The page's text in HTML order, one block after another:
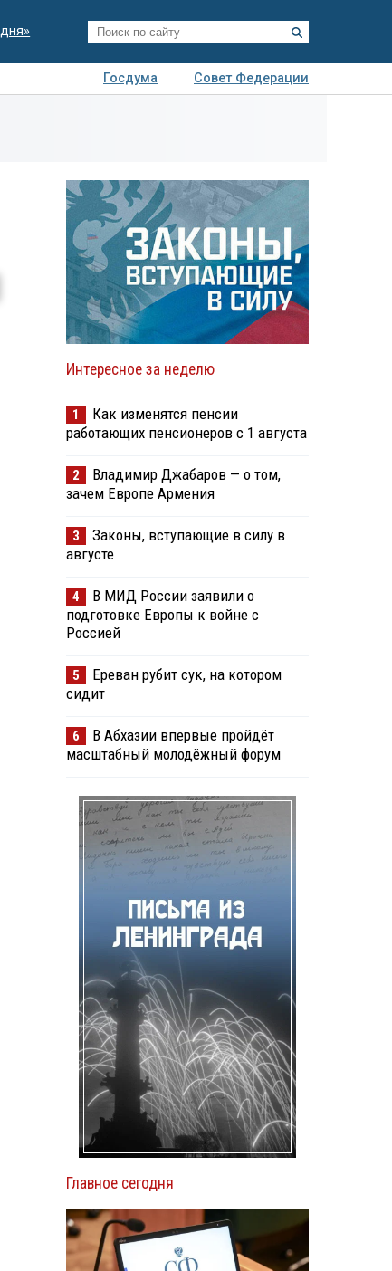
Госдума
Совет Федерации
Интересное за неделю
1
Как изменятся пенсии
работающих пенсионеров с 1 августа
2
Владимир Джабаров — о том,
зачем Европе Армения
3
Законы, вступающие в силу в
августе
4
В МИД России заявили о
подготовке Европы к войне с
Россией
5
Ереван рубит сук, на котором
сидит
6
В Абхазии впервые пройдёт
масштабный молодёжный форум
Главное сегодня